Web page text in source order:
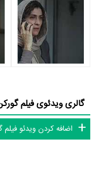
همچنین تیم بازیگری گورکن
درخشانی را نمایش دهند؟
از دیگر بازیگران فیلم
مجتبی علیزادهدر نقش
متوسط سن بازیگران گورکن
آنلاین سینما و تلویزیون
می‌دهد بازیگران گورکن عمدتا
گالری ویدئوی فیلم
اضافه کردن ویدئو فیلم